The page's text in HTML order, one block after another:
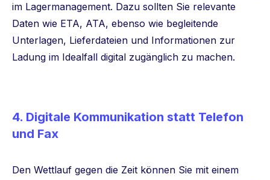
im Lagermanagement. Dazu sollten Sie relevante
Daten wie ETA, ATA, ebenso wie begleitende
Unterlagen, Lieferdateien und Informationen zur
Ladung im Idealfall digital zugänglich zu machen.
4. Digitale Kommunikation statt Telefon
und Fax
Den Wettlauf gegen die Zeit können Sie mit einem